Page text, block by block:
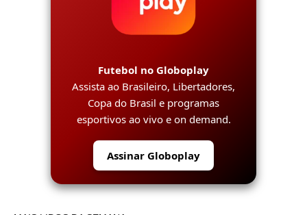
Futebol no Globoplay
Assista ao Brasileiro, Libertadores,
Copa do Brasil e programas
esportivos ao vivo e on demand.
Assinar Globoplay